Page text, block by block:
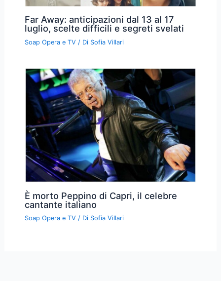
Soap Opera e TV/ Di Sofia Villari
Far Away: anticipazioni dal 13 al 17
luglio, scelte difficili e segreti svelati
Soap Opera e TV/ DiSofia Villari